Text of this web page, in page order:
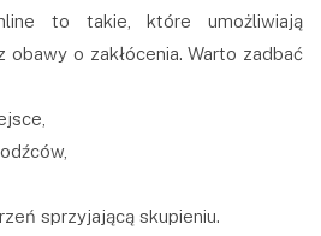
to takie, które umożliwiają
o zakłócenia. Warto zadbać
sprzyjającą skupieniu.